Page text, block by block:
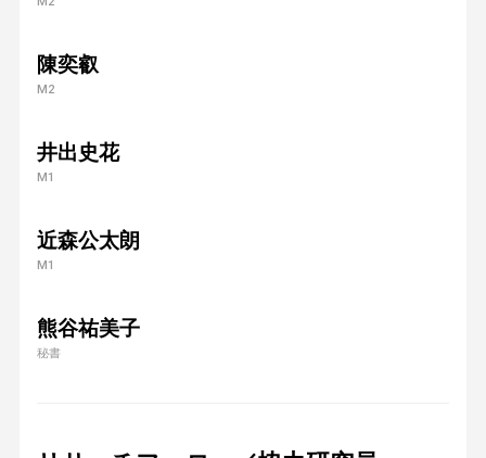
陳奕叡
M2
井出史花
M1
近森公太朗
M1
熊谷祐美子
秘書